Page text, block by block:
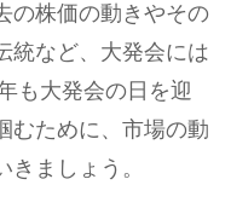
の株価の動きやその
統など、大発会には
も大発会の日を迎
むために、市場の動
ましょう。